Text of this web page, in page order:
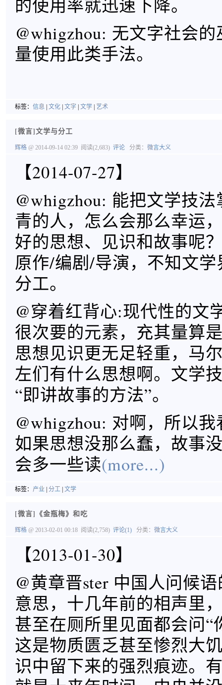
的使用率就迅速下降。
@whigzhou: 无文字社会
量使用此类手法。
标签： 信息 文化 文字 文学 艺术
[微言]文学与分工
辉格 @ 2014-09-14 02:39 阅读(2,683) 评论 分类： 微言大义
【2014-07-27】
@whigzhou: 能把文学技
青的人，怎么会那么幸运
好的思想、见识和故事呢
原作/编剧/导演，不知文
分工。
@穿着红背心:现代性的文
很次要的元素，充其量算
思想见识更无足轻重，马
左们有什么思想啊。文学
“即讲故事的方法”。
@whigzhou: 对啊，所以
如果思想没那么蠢，故事
会多一些读(more...)
标签： 产业 分工 文学
[微言]《金瓶梅》和吃
辉格 @ 2013-02-01 00:18 阅读(2,758) 评论(1) 分类： 微言大义
【2013-01-30】
@黄章晋ster 中国人问候
意思，十几年前的相声里
甚至在厕所里见面都会问“
这是物质匮乏甚至惨烈大
识中留下来的强烈痕迹。